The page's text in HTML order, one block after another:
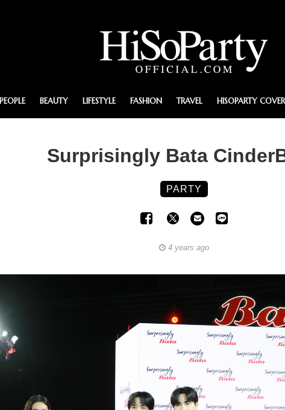
PEOPLE BEAUTY LIFESTYLE FASHION TRAVEL HISOPARTY COVER
Surprisingly Bata
PARTY
4 years ago